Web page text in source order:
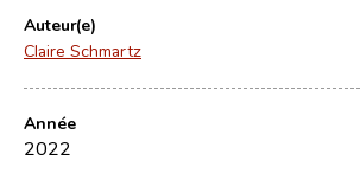
Auteur(e)
Claire Schmartz
Année
2022